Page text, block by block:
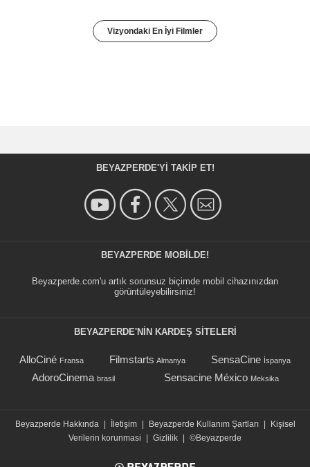
Vizyondaki En İyi Filmler
BEYAZPERDE'YI TAKIP ET!
BEYAZPERDE MOBILDE!
Beyazperde.com'u artık sorunsuz biçimde mobil cihazınızdan
görüntüleyebilirsiniz!
BEYAZPERDE'NIN KARDEŞ SİTELERİ
AlloCiné Fransa Filmstarts Almanya SensaCine İspanya
AdoroCinema brasil Sensacine México Meksika
Beyazperde Hakkında | İletişim | Beyazperde Kullanım Şartları |
Kişisel
Verilerin korunmasi
| Gizlilik | ©Beyazperde